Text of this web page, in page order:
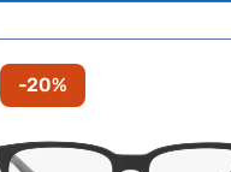
-20%